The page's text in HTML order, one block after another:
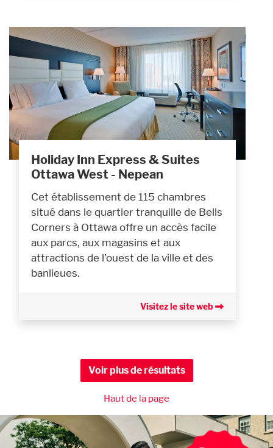
Holiday Inn Express & Suites
Ottawa West - Nepean
Cet établissement de 115 chambres
situé dans le quartier tranquille de Bells
Corners à Ottawa offre un accès facile
aux parcs, aux magasins et aux
attractions de l’ouest de la ville et des
banlieues.
Visitez le site web
Voir plus de résultats
Haut de la page